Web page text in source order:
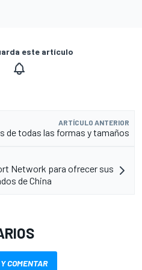
este artículo
ARTÍCULO ANTERIOR
de todas las formas y tamaños
Network para ofrecer sus
de China
COMENTAR